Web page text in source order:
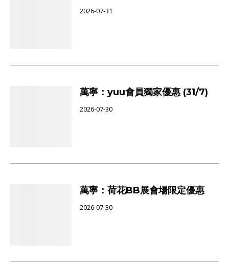
2026-07-31
萬寧：yuu會員獨家優惠 (31/7)
2026-07-30
萬寧：荷花BB展會場限定優惠
2026-07-30